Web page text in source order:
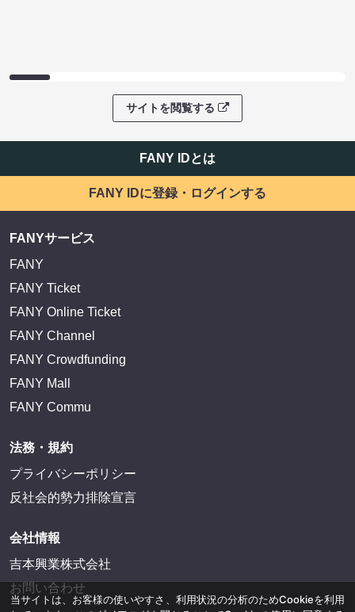
サイトを閲覧する
FANY IDとは
FANY IDに登録・ログインする
FANYサービス
FANY
FANY Ticket
FANY Online Ticket
FANY Channel
FANY Crowdfunding
FANY Mall
FANY Commu
法務・規約
プライバシーポリシー
反社会的勢力排除宣言
会社情報
吉本興業株式会社
お問い合わせ
当サイトは、お客様の使いやすさ、利用状況の分析のためCookieを利用